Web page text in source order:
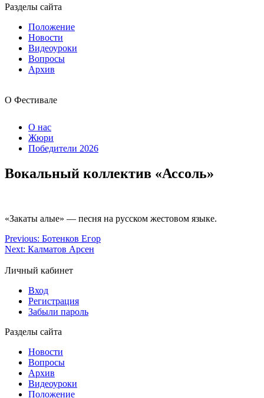
Разделы сайта
Положение
Новости
Видеоуроки
Вопросы
Архив
О Фестивале
О нас
Жюри
Победители 2026
Вокальный коллектив «Ассоль»
«Закаты алые» — песня на русском жестовом языке.
Previous: Ботенков Егор
Next: Калматов Арсен
Личный кабинет
Вход
Регистрация
Забыли пароль
Разделы сайта
Новости
Вопросы
Архив
Видеоуроки
Положение